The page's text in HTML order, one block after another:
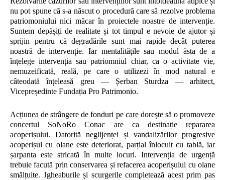
nu pot spune că s-a născut o procedură care să rezolve problema
patriomoniului nici măcar în proiectele noastre de intervenție.
Suntem depășiți de realitate și tot timpul e nevoie de ajutor și
sprijin pentru că degradările sunt mai rapide decât puterea
noastră de intervenție. Iar mentalitățile sau modul ăsta de a
înțelege intervenția sau patriomniul chiar, ca o activitate vie,
nemuzeificată, reală, pe care o utilizezi în mod natural e
câteodată înțeleasă greu — Șerban Sturdza — arhitect,
Vicepreședinte Fundația Pro Patrimonio.
Acțiunea de strângere de fonduri pe care dorește să o promoveze
concertul SoNoRo Conac are ca destinație repararea
acoperișului. Datorită neglijenței și vandalizărilor progresive
acoperișul cu olane este deteriorat, parțial înlocuit cu tablă, iar
șarpanta este stricată în multe locuri. Intervenția de urgență
trebuie facută prin conservarea și refacerea acoperișului cu olane
smălțuite. Jgheaburile și scurgerile completează acest prim pas